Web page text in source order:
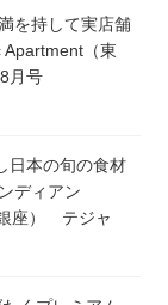
を持して実店舗
（東
月号
日本の旬の食材
ディアン
座） テジャ